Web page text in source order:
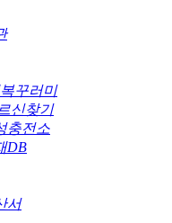
꾸러미
신찾기
충전소
DB
서